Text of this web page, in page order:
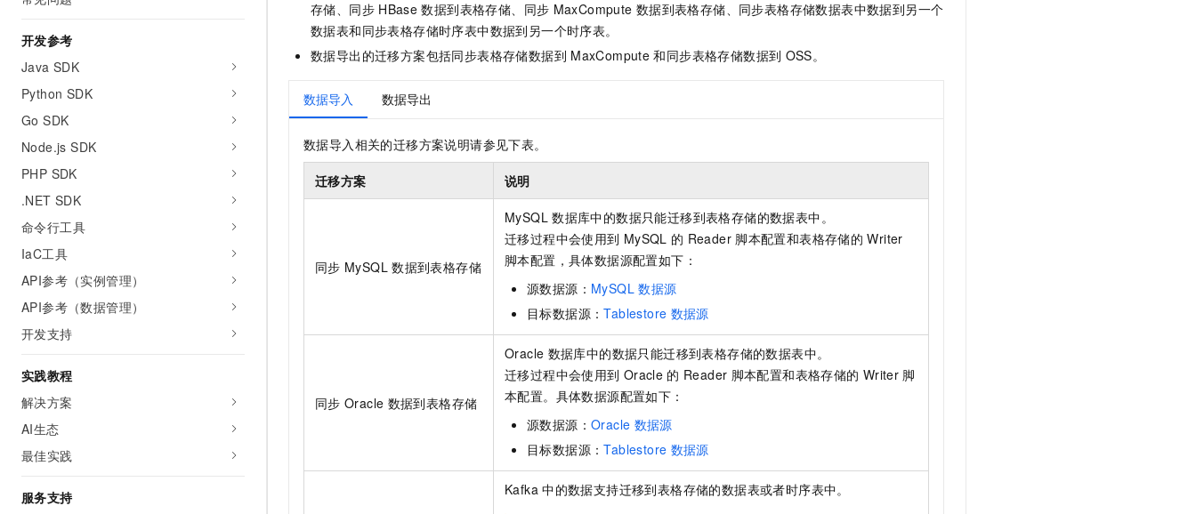
开发参考
Java SDK
Python SDK
Go SDK
Node.js SDK
PHP SDK
.NET SDK
命令行工具
IaC工具
API参考（实例管理）
API参考（数据管理）
开发支持
实践教程
解决方案
AI生态
最佳实践
服务支持
存储、同步 HBase 数据到表格存储、同步 MaxCompute 数据到表格存储、同步表格存储数据表中数据到另一个
数据表和同步表格存储时序表中数据到另一个时序表。
数据导出的迁移方案包括同步表格存储数据到 MaxCompute 和同步表格存储数据到 OSS。
数据导入 数据导出
数据导入相关的迁移方案说明请参见下表。
迁移方案 说明
同步 MySQL 数据到表格存储
MySQL 数据库中的数据只能迁移到表格存储的数据表中。
迁移过程中会使用到 MySQL 的 Reader 脚本配置和表格存储的 Writer
脚本配置，具体数据源配置如下：
源数据源： MySQL 数据源
目标数据源：Tablestore 数据源
同步 Oracle 数据到表格存储
Oracle 数据库中的数据只能迁移到表格存储的数据表中。
迁移过程中会使用到 Oracle 的 Reader 脚本配置和表格存储的 Writer 脚
本配置。具体数据源配置如下：
源数据源： Oracle 数据源
目标数据源：Tablestore 数据源
Kafka 中的数据支持迁移到表格存储的数据表或者时序表中。